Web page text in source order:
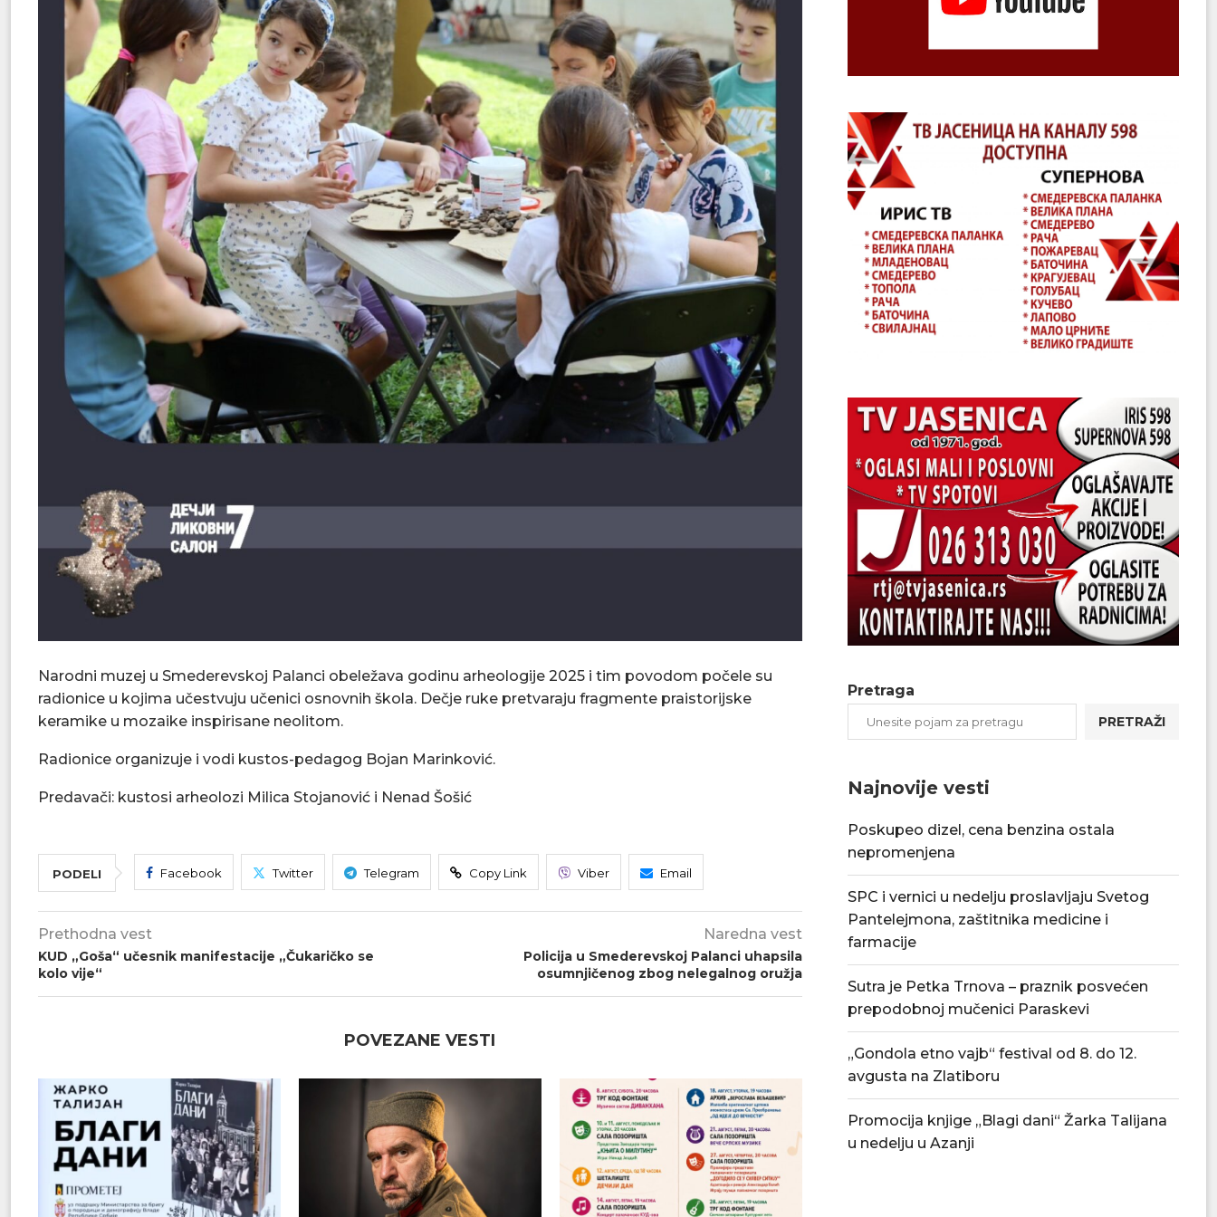
Narodni muzej u Smederevskoj Palanci obeležava godinu arheologije 2025 i tim povodom počele su
radionice u kojima učestvuju učenici osnovnih škola. Dečje ruke pretvaraju fragmente praistorijske
keramike u mozaike inspirisane neolitom.
Radionice organizuje i vodi kustos-pedagog Bojan Marinković.
Predavači: kustosi arheolozi Milica Stojanović i Nenad Šošić
PODELI Facebook Twitter Telegram Copy Link Viber Email
Prethodna vest
KUD „Goša“ učesnik manifestacije „Čukaričko se
kolo vije“
Naredna vest
Policija u Smederevskoj Palanci uhapsila
osumnjičenog zbog nelegalnog oružja
POVEZANE VESTI
Pretraga
PRETRAŽI
Najnovije vesti
Poskupeo dizel, cena benzina ostala
nepromenjena
SPC i vernici u nedelju proslavljaju Svetog
Pantelejmona, zaštitnika medicine i
farmacije
Sutra je Petka Trnova – praznik posvećen
prepodobnoj mučenici Paraskevi
„Gondola etno vajb“ festival od 8. do 12.
avgusta na Zlatiboru
Promocija knjige „Blagi dani“ Žarka Talijana
u nedelju u Azanji